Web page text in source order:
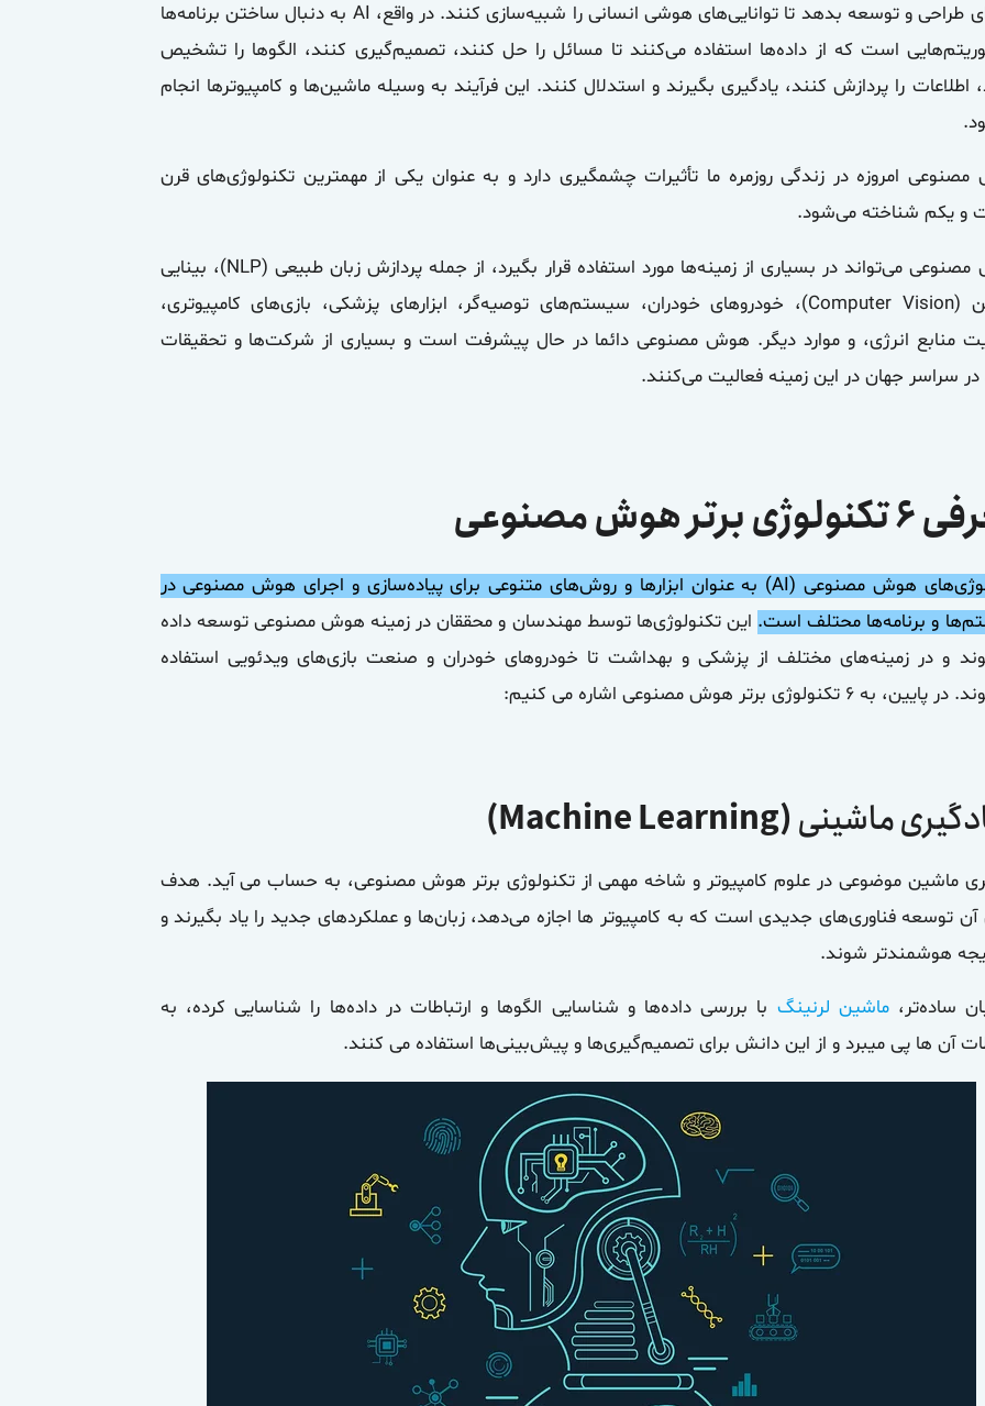
گونه‌ای طراحی و توسعه بدهد تا توانایی‌های هوشی انسانی را شبیه‌سازی کنند. در واقع، AI به دنبال ساختن برنامه‌ها
است که از داده‌ها استفاده می‌کنند تا مسائل را حل کنند، تصمیم‌گیری کنند، الگوها را تشخیص
اطلاعات را پردازش کنند، یادگیری بگیرند و استدلال کنند. این فرآیند به وسیله ماشین‌ها و کامپیوترها انجام
امروزه در زندگی روزمره ما تأثیرات چشمگیری دارد و به عنوان یکی از مهمترین تکنولوژی‌های قرن
و یکم شناخته می‌شود.
هوش مصنوعی می‌تواند در بسیاری از زمینه‌ها مورد استفاده قرار بگیرد، از جمله پردازش زبان طبیعی (NLP)، بینایی
ماشین (Computer Vision)، خودروهای خودران، سیستم‌های توصیه‌گر، ابزارهای پزشکی، بازی‌های کامپیوتری،
منابع انرژی، و موارد دیگر. هوش مصنوعی دائما در حال پیشرفت است و بسیاری از شرکت‌ها و تحقیقات
سراسر جهان در این زمینه فعالیت می‌کنند.
برتر هوش مصنوعی
تکنولوژی‌های هوش مصنوعی (AI) به عنوان ابزارها و روش‌های متنوعی برای پیاده‌سازی و اجرای هوش مصنوعی در
و برنامه‌ها محتلف است. این تکنولوژی‌ها توسط مهندسان و محققان در زمینه هوش مصنوعی توسعه داده
و در زمینه‌های مختلف از پزشکی و بهداشت تا خودروهای خودران و صنعت بازی‌های ویدئویی استفاده
به ۶ تکنولوژی برتر هوش مصنوعی اشاره می کنیم:
ماشینی(Machine Learning)
ماشین موضوعی در علوم کامپیوتر و شاخه مهمی از تکنولوژی برتر هوش مصنوعی، به حساب می آید. هدف
توسعه فناوری‌های جدیدی است که به کامپیوتر ها اجازه می‌دهد، زبان‌ها و عملکردهای جدید را یاد بگیرند و
هوشمندتر شوند.
ساده‌تر،ماشین لرنینگ با بررسی داده‌ها و شناسایی الگوها و ارتباطات در داده‌ها را شناسایی کرده، به
آن ها پی میبرد و از این دانش برای تصمیم‌گیری‌ها و پیش‌بینی‌ها استفاده می کنند.